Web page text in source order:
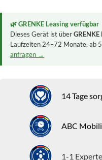
🌿 GRENKE Leasing verfügbar
Dieses Gerät ist überGRENKE
Laufzeiten 24–72 Monate, ab
anfragen →
14 Tage
ABC
1-1